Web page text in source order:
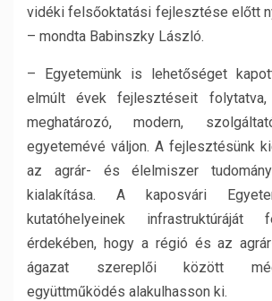
vidéki felsőoktatási fejlesztése előtt
– mondta Babinszky László.
– Egyetemünk is lehetőséget
elmúlt évek fejlesztéseit
meghatározó, modern,
egyetemévé váljon. A fejlesztésünk
az agrár- és élelmiszer
kialakítása. A kaposvári
kutatóhelyeinek infrastruktúráját
érdekében, hogy a régió és az
ágazat szereplői között
együttműködés alakulhasson ki.